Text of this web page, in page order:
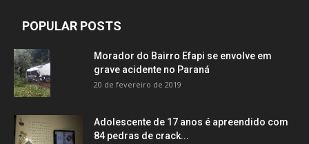
POPULAR POSTS
Morador do Bairro Efapi se envolve em
grave acidente no Paraná
20 de fevereiro de 2019
Adolescente de 17 anos é apreendido com
84 pedras de crack...